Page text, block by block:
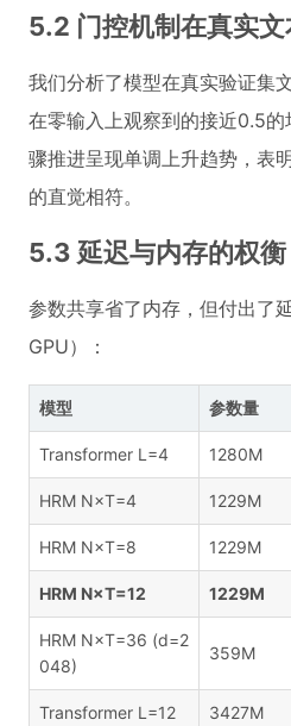
5.2 门控机制在真实
我们分析了模型在真实验证集
在零输入上观察到的接近0.5
骤推进呈现单调上升趋势，表
的直觉相符。
5.3 延迟与内存的权
参数共享省了内存，但付出了
GPU）：
模型 参数量
Transformer L=4 1280M
HRM N×T=4 1229M
HRM N×T=8 1229M
HRM N×T=12 1229M
HRM N×T=36 (d=2
048)
359M
Transformer L=12 3427M